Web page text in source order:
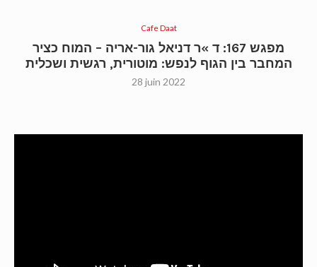
Cafe Daat
מפגש 167: ד »ר דניאל גור-אריה – המוח כציר
המחבר בין הגוף לנפש: מוטורית, רגשית ושכלית
28 juin 2022